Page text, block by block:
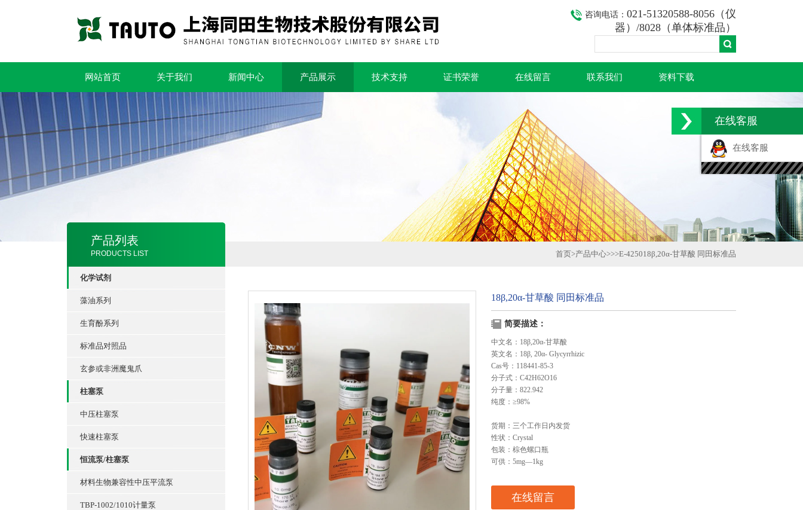
咨询电话： 021-51320588-8056（仪
器）/8028（单体标准品）
网站首页 关于我们 新闻中心 产品展示 技术支持 证书荣誉 在线留言 联系我们 资料下载
产品列表
PRODUCTS LIST
化学试剂
藻油系列
生育酚系列
标准品对照品
玄参或非洲魔鬼爪
柱塞泵
中压柱塞泵
快速柱塞泵
恒流泵/柱塞泵
材料生物兼容性中压平流泵
TBP-1002/1010计量泵
首页>产品中心>>>E-425018β,20α-甘草酸 同田标准品
18β,20α-甘草酸 同田标准品
简要描述：
中文名：18β,20α-甘草酸
英文名：18β, 20α- Glycyrrhizic
Cas号：118441-85-3
分子式：C42H62O16
分子量：822.942
纯度：≥98%
货期：三个工作日内发货
性状：Crystal
包装：棕色螺口瓶
可供：5mg—1kg
在线留言
在线客服
在线客服